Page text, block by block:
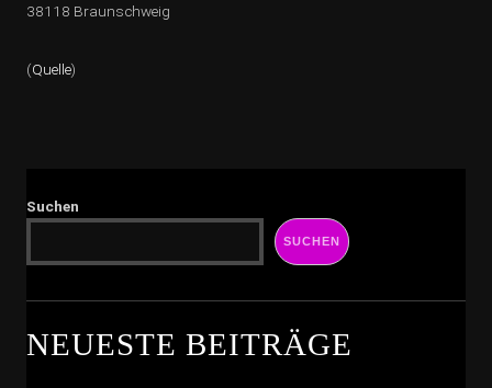
38118 Braunschweig
(Quelle)
Suchen
SUCHEN
NEUESTE BEITRÄGE